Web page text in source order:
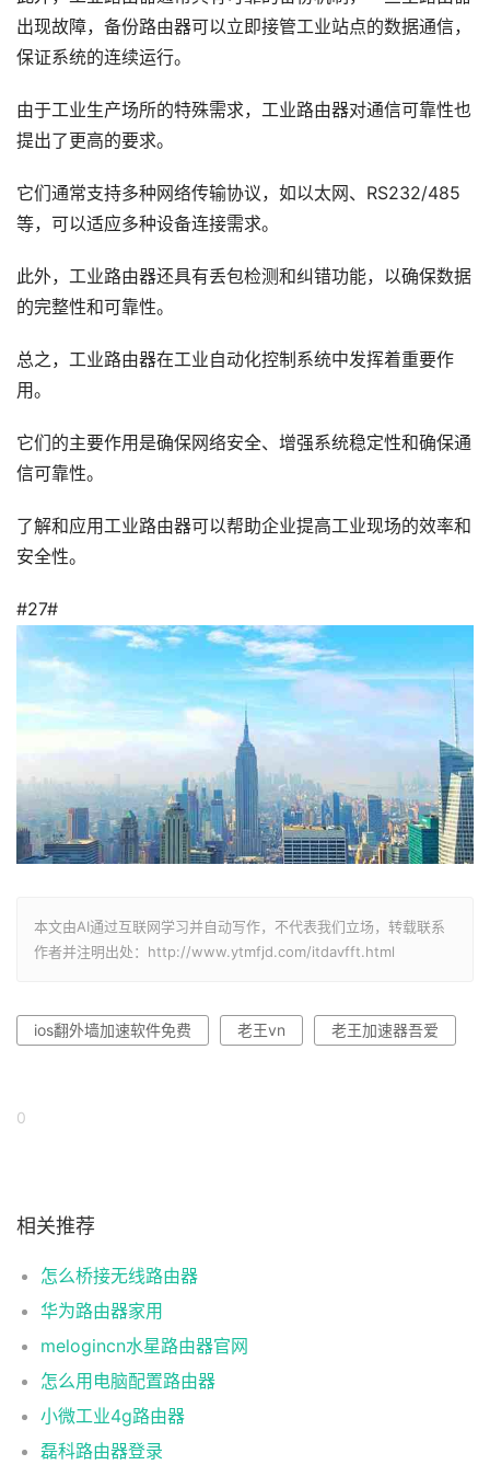
出现故障，备份路由器可以立即接管工业站点的数据通信，
保证系统的连续运行。
由于工业生产场所的特殊需求，工业路由器对通信可靠性也
提出了更高的要求。
它们通常支持多种网络传输协议，如以太网、RS232/485
等，可以适应多种设备连接需求。
此外，工业路由器还具有丢包检测和纠错功能，以确保数据
的完整性和可靠性。
总之，工业路由器在工业自动化控制系统中发挥着重要作
用。
它们的主要作用是确保网络安全、增强系统稳定性和确保通
信可靠性。
了解和应用工业路由器可以帮助企业提高工业现场的效率和
安全性。
#27#
本文由AI通过互联网学习并自动写作，不代表我们立场，转载联系
作者并注明出处：http://www.ytmfjd.com/itdavfft.html
ios翻外墙加速软件免费 老王vn 老王加速器吾爱
0
相关推荐
怎么桥接无线路由器
华为路由器家用
melogincn水星路由器官网
怎么用电脑配置路由器
小微工业4g路由器
磊科路由器登录